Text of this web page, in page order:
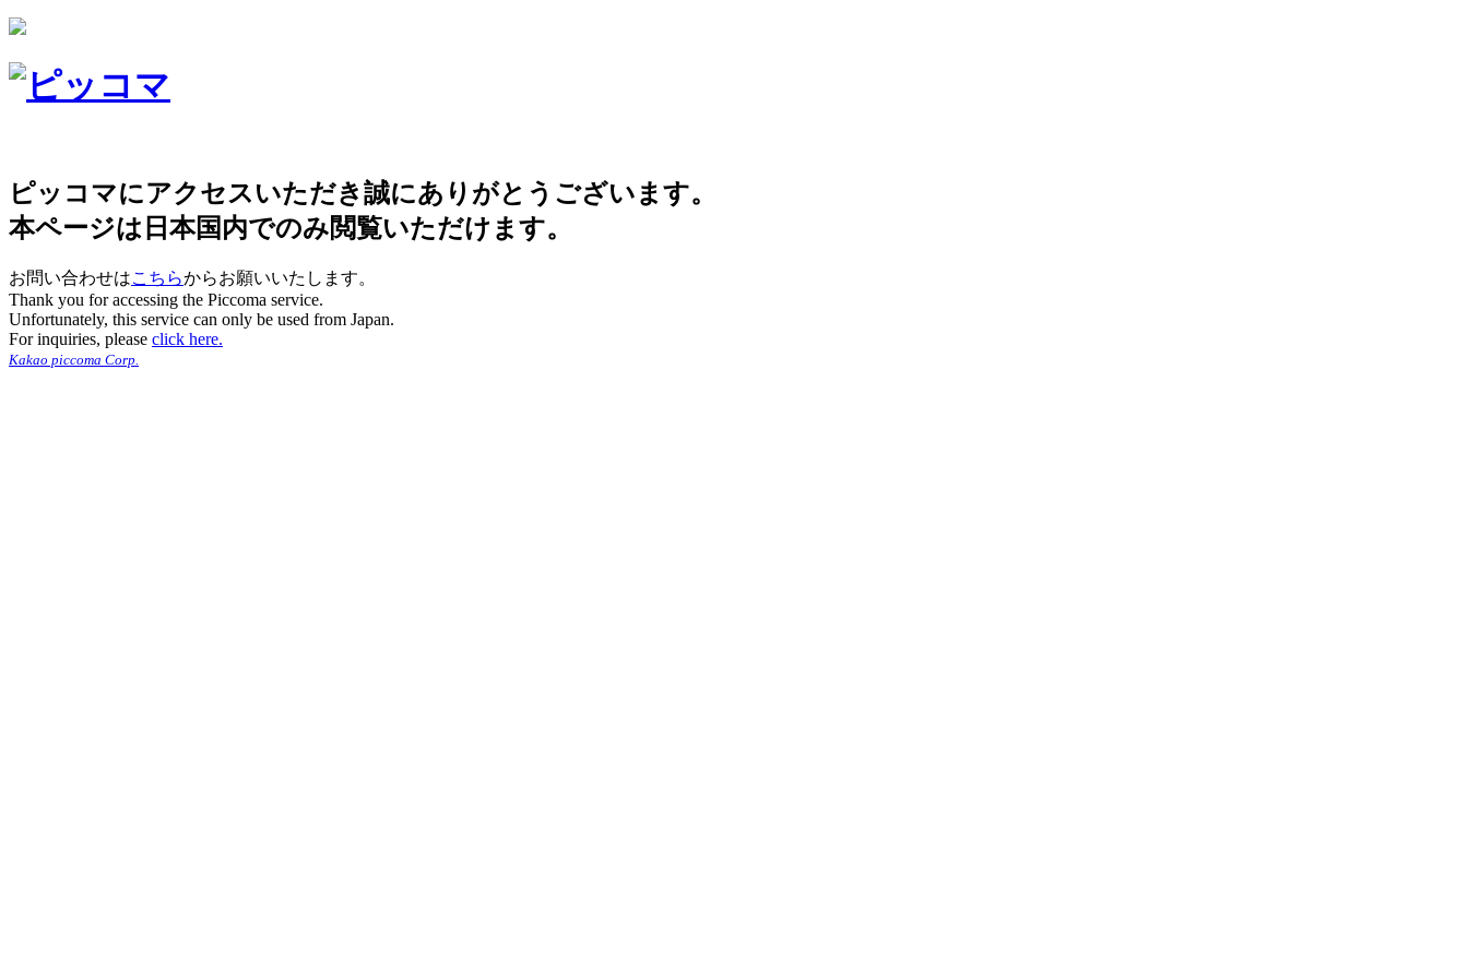
ピッコマにアクセスいただき誠にありがとうございます。
本ページは日本国内でのみ閲覧いただけます。
お問い合わせはこちらからお願いいたします。
Thank you for accessing the Piccoma service.
Unfortunately, this service can only be used from Japan.
For inquiries, please click here.
Kakao piccoma Corp.